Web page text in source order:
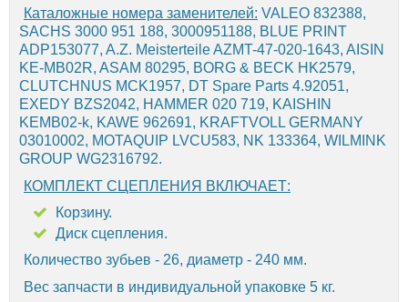
Каталожные номера заменителей: VALEO 832388,
SACHS 3000 951 188, 3000951188, BLUE PRINT
ADP153077, A.Z. Meisterteile AZMT-47-020-1643, AISIN
KE-MB02R, ASAM 80295, BORG & BECK HK2579,
CLUTCHNUS MCK1957, DT Spare Parts 4.92051,
EXEDY BZS2042, HAMMER 020 719, KAISHIN
KEMB02-k, KAWE 962691, KRAFTVOLL GERMANY
03010002, MOTAQUIP LVCU583, NK 133364, WILMINK
GROUP WG2316792.
КОМПЛЕКТ СЦЕПЛЕНИЯ ВКЛЮЧАЕТ:
Корзину.
Диск сцепления.
Количество зубьев - 26, диаметр - 240 мм.
Вес запчасти в индивидуальной упаковке 5 кг.